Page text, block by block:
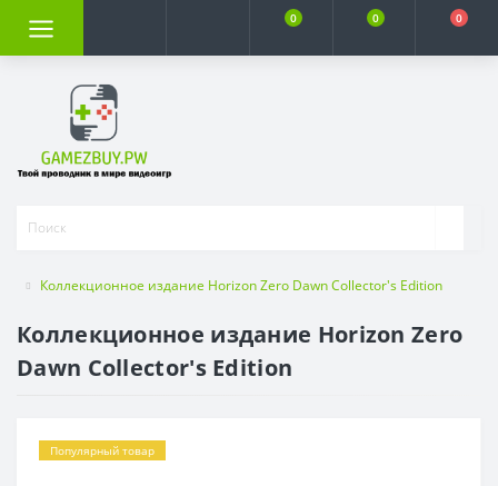
0 0 0
Коллекционное издание Horizon Zero Dawn Collector's Edition
Коллекционное издание Horizon Zero
Dawn Collector's Edition
Популярный товар